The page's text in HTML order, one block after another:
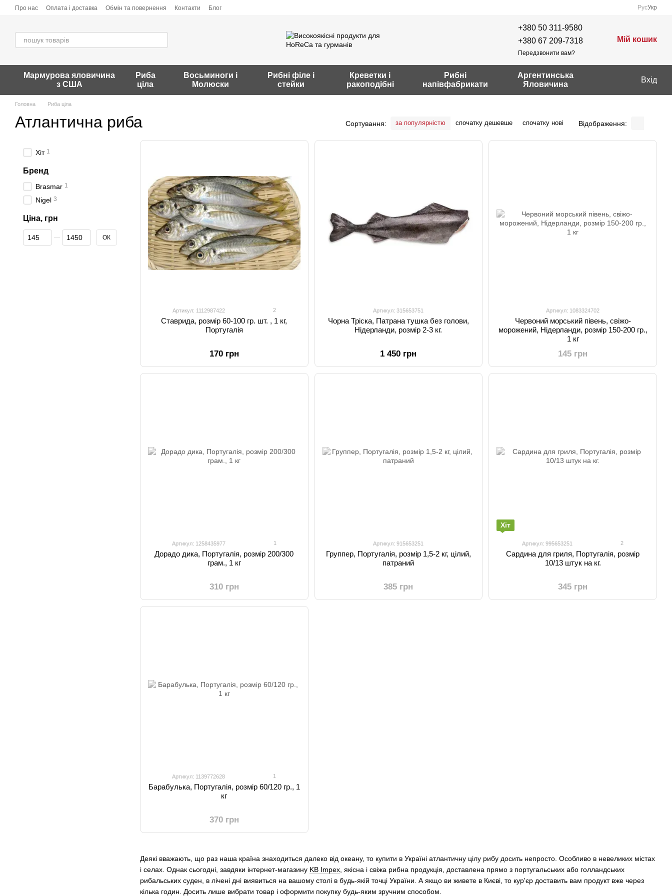
Перейти до основного контенту
Про нас Оплата і доставка Обмін та повернення Контакти Блог РусУкр
+380 50 311-9580
+380 67 209-7318
Передзвонити вам?
Мій кошик
Мармурова яловичина
з США
Риба
ціла
Восьминоги і
Молюски
Рибні філе і
стейки
Креветки і
ракоподібні
Рибні
напівфабрикати
Аргентинська
Яловичина
Вхід
Головна Риба ціла
Атлантична риба Сортування: за популярністю спочатку дешевше спочатку нові Відображення:
Деякі вважають, що раз наша країна знаходиться далеко від океану, то купити в Україні атлантичну цілу рибу досить непросто. Особливо в невеликих містах
і селах. Однак сьогодні, завдяки інтернет-магазину KB Impex , якісна і свіжа рибна продукція, доставлена ​​прямо з португальських або голландських
рибальських суден, в лічені дні виявиться на вашому столі в будь-якій точці України. А якщо ви живете в Києві, то кур'єр доставить вам продукт вже через
кілька годин. Досить лише вибрати товар і оформити покупку будь-яким зручним способом.
Артикул: 1112987422 2
Ставрида, розмір 60-100 гр. шт. , 1 кг,
Португалія
170 грн
Артикул: 315653751
Чорна Тріска, Патрана тушка без голови,
Нідерланди, розмір 2-3 кг.
1 450 грн
Артикул: 1083324702
Червоний морський півень, свіжо-
морожений, Нідерланди, розмір 150-200 гр.,
1 кг
145 грн
Артикул: 1258435977 1
Дорадо дика, Португалія, розмір 200/300
грам., 1 кг
310 грн
Артикул: 915653251
Группер, Португалія, розмір 1,5-2 кг, цілий,
патраний
385 грн
Хіт
Артикул: 995653251 2
Сардина для гриля, Португалія, розмір
10/13 штук на кг.
345 грн
Артикул: 1139772628 1
Барабулька, Португалія, розмір 60/120 гр., 1
кг
370 грн
Хіт 1
Бренд
Brasmar 1
Nigel 3
Ціна, грн
Від Ціна, грн
До Ціна, грн ОК